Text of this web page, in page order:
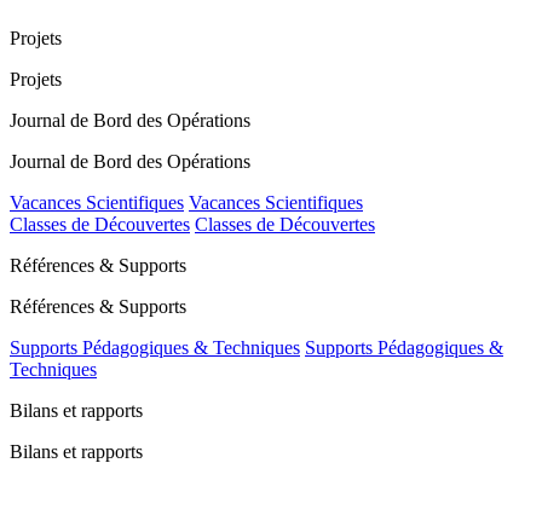
Projets
Projets
Journal de Bord des Opérations
Journal de Bord des Opérations
Vacances Scientifiques Vacances Scientifiques
Classes de Découvertes Classes de Découvertes
Références & Supports
Références & Supports
Supports Pédagogiques & Techniques Supports Pédagogiques &
Techniques
Bilans et rapports
Bilans et rapports